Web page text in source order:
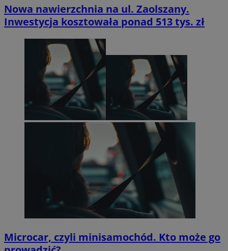
Nowa nawierzchnia na ul. Zaolszany.
Inwestycja kosztowała ponad 513 tys. zł
Microcar, czyli minisamochód. Kto może go